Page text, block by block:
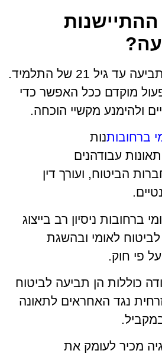
נהוג כי ניתן להגיש תביעה עד גיל 21 של התלמיד.
מוקדם ככל האפשר כדי
ולהימנע מקשיי הוכחה.
ברחובותנות
עבודהנים
הביטוח, ועורך דין
ברחובות ניסיון רב בייצוג
לאומי ובהשגת
פי חוק.
כוללות הן תביעה לביטוח
נגד האחראים לתאונה
מכיר לעומק את